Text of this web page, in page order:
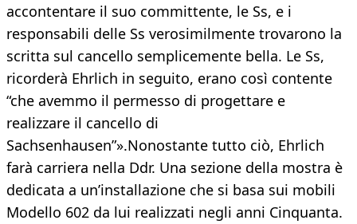
accontentare il suo committente, le Ss, e i
responsabili delle Ss verosimilmente trovarono la
scritta sul cancello semplicemente bella. Le Ss,
ricorderà Ehrlich in seguito, erano così contente
“che avemmo il permesso di progettare e
realizzare il cancello di
Sachsenhausen”».Nonostante tutto ciò, Ehrlich
farà carriera nella Ddr. Una sezione della mostra è
dedicata a un’installazione che si basa sui mobili
Modello 602 da lui realizzati negli anni Cinquanta.